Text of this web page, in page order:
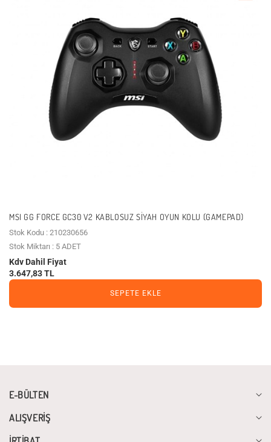
MSI GG FORCE GC30 V2 KABLOSUZ SIYAH OYUN KOLU (GAMEPAD)
Stok Kodu : 210230656
Stok Miktarı : 5 ADET
Kdv Dahil Fiyat
3.647,83 TL
SEPETE EKLE
E-BÜLTEN
ALIŞVERİŞ